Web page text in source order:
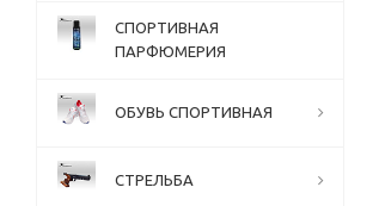
СПОРТИВНАЯ
ПАРФЮМЕРИЯ
ОБУВЬ СПОРТИВНАЯ
СТРЕЛЬБА